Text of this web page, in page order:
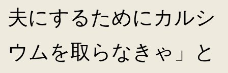
夫にするためにカルシ
ウムを取らなきゃ」と